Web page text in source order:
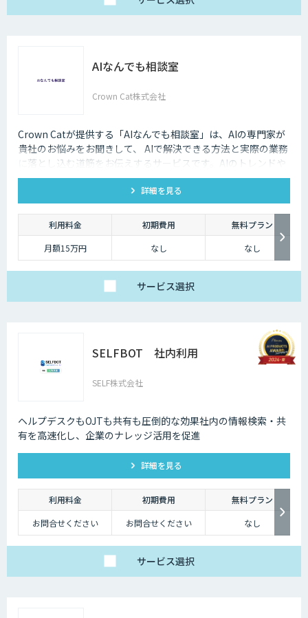
AIなんでも相談室
Crown Cat株式会社
Crown Catが提供する「AIなんでも相談室」は、AIの専門家が
貴社のお悩みをお聞きして、 AIで解決できる方法と実際の業務
に落とし込む道筋をお伝えするサービスです。AIのトレンドや
最新の事例はもちろん、自社にあった活用を安価にクイックに
詳細を見る
利用料金 初期費用
無料プラン
月額15万円
なし なし
サービス選択
SELFBOT 社内利用
SELF株式会社
ヘルプデスクもOJTも共有も圧倒的な効果社内の情報検索・共
有を高速化し、企業のナレッジ活用を促進
詳細を見る
利用料金 初期費用
無料プラン
お問合せください
お問合せください なし
サービス選択